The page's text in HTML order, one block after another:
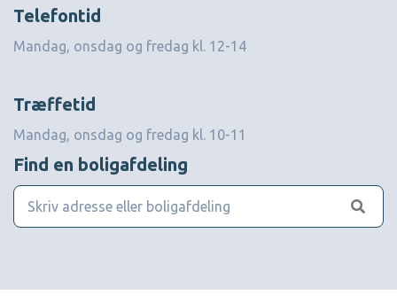
Telefontid
Mandag, onsdag og fredag kl. 12-14
Træffetid
Mandag, onsdag og fredag kl. 10-11
Find en boligafdeling